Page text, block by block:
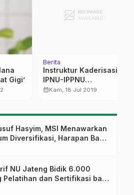
Berita
Instruktur Kaderisasi
IPNU-IPPNU
Kabupaten Turun
Kam, 18 Jul 2019
Hasyim, MSI Menawarkan
Diversifikasi, Harapan Baru
pendidikan
NU Jateng Bidik 6.000
Pelatihan dan Sertifikasi bagi